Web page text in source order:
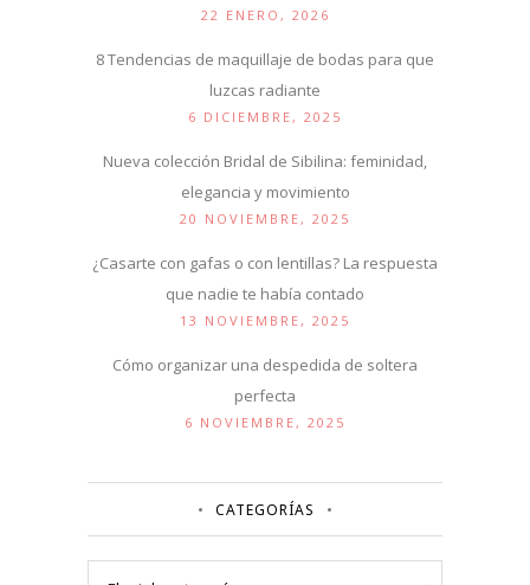
22 ENERO, 2026
8 Tendencias de maquillaje de bodas para que
luzcas radiante
6 DICIEMBRE, 2025
Nueva colección Bridal de Sibilina: feminidad,
elegancia y movimiento
20 NOVIEMBRE, 2025
¿Casarte con gafas o con lentillas? La respuesta
que nadie te había contado
13 NOVIEMBRE, 2025
Cómo organizar una despedida de soltera
perfecta
6 NOVIEMBRE, 2025
CATEGORÍAS